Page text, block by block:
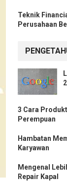
Teknik
Perusahaan
3 Cara
Perempuan
Hambatan
Karyawan
Mengenal
Repair Kapal